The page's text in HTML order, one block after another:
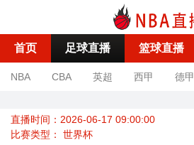
首页 足球直播 篮球直播
NBA CBA 英超 西甲 德甲
直播时间：2026-06-17 09:00:00
比赛类型： 世界杯